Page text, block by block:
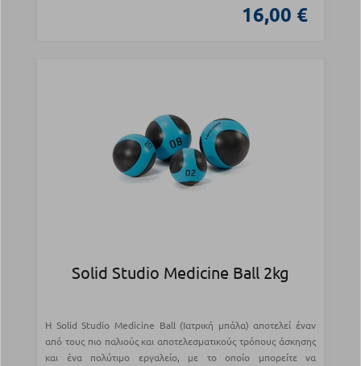
16,00 €
Solid Studio Medicine Ball 2kg
Η Solid Studio Medicine Ball (Ιατρική μπάλα) αποτελεί έναν
από τους πιο παλιούς και αποτελεσματικούς τρόπους άσκησης
και ένα πολύτιμο εργαλείο, με το οποίο μπορείτε να